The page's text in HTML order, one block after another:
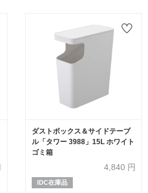
ダストボックス＆サイドテーブ
ル「タワー 3988」15L ホワイト
ゴミ箱
4,840 円
IDC在庫品